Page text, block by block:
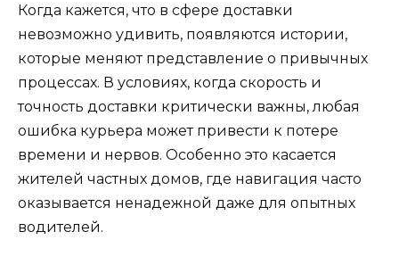
Когда кажется, что в сфере доставки
невозможно удивить, появляются истории,
которые меняют представление о привычных
процессах. В условиях, когда скорость и
точность доставки критически важны, любая
ошибка курьера может привести к потере
времени и нервов. Особенно это касается
жителей частных домов, где навигация часто
оказывается ненадежной даже для опытных
водителей.